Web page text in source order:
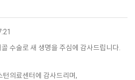
수술로 새 생명을 주심에 감사드립니다.
턴의료센터에 감사드리며,